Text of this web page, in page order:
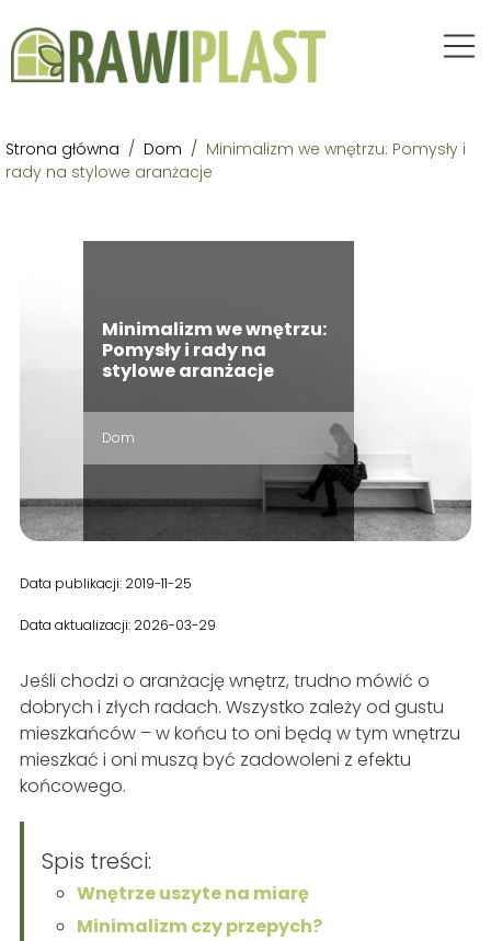
Strona główna / Dom / Minimalizm we wnętrzu: Pomysły i
rady na stylowe aranżacje
Minimalizm we wnętrzu:
Pomysły i rady na
stylowe aranżacje
Dom
Data publikacji: 2019-11-25
Data aktualizacji: 2026-03-29
Jeśli chodzi o aranżację wnętrz, trudno mówić o
dobrych i złych radach. Wszystko zależy od gustu
mieszkańców – w końcu to oni będą w tym wnętrzu
mieszkać i oni muszą być zadowoleni z efektu
końcowego.
Spis treści:
Wnętrze uszyte na miarę
Minimalizm czy przepych?